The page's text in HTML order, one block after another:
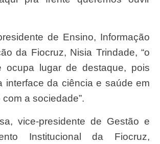
da Fiocruz, Nisia Trindade, “o
ocupa lugar de destaque, pois
interface da ciência e saúde em
a sociedade”.
Institucional da Fiocruz,